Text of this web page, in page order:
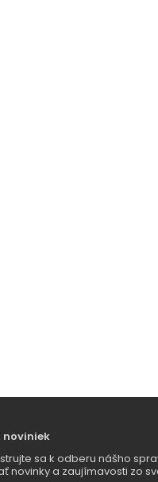
noviniek
sa k odberu nášho
novinky a zaujímavosti zo